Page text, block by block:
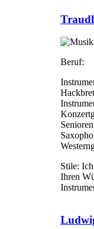
Beruf:
Stile:
Ihren